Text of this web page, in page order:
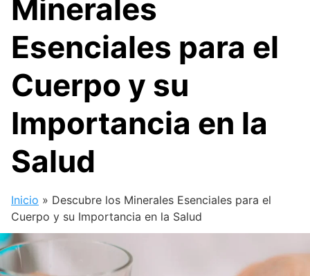
Minerales
Esenciales para el
Cuerpo y su
Importancia en la
Salud
Inicio » Descubre los Minerales Esenciales para el
Cuerpo y su Importancia en la Salud